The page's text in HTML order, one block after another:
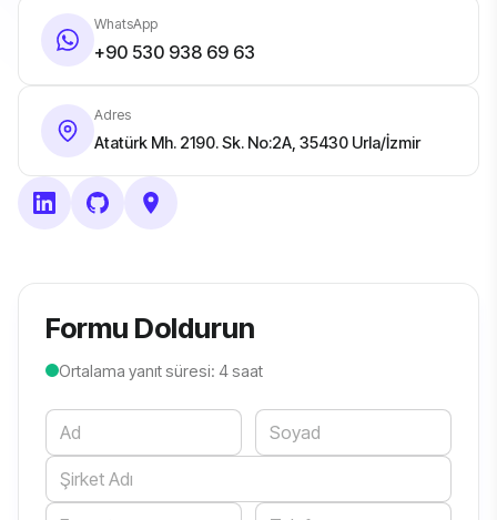
WhatsApp
+90 530 938 69 63
Adres
Atatürk Mh. 2190. Sk. No:2A, 35430 Urla/İzmir
Formu Doldurun
Ortalama yanıt süresi: 4 saat
Website